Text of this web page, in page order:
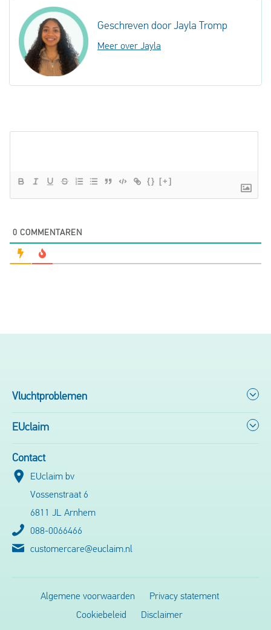
Geschreven door Jayla Tromp
Meer over Jayla
{} [+]
0 COMMENTAREN
Vluchtproblemen
EUclaim
Contact
EUclaim bv
Vossenstraat 6
6811 JL Arnhem
088-0066466
customercare@euclaim.nl
Algemene voorwaarden
Privacy statement
Cookiebeleid
Disclaimer